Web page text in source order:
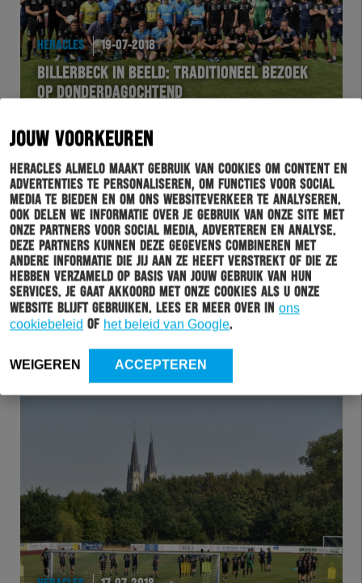
JOUW VOORKEUREN
Heracles Almelo maakt gebruik van cookies om content en
advertenties te personaliseren, om functies voor social
media te bieden en om ons websiteverkeer te analyseren.
Ook delen we informatie over je gebruik van onze site met
onze partners voor social media, adverteren en analyse.
Deze partners kunnen deze gegevens combineren met
andere informatie die jij aan ze heeft verstrekt of die ze
hebben verzameld op basis van jouw gebruik van hun
services. Je gaat akkoord met onze cookies als u onze
website blijft gebruiken. Lees er meer over in ons
cookiebeleid of het beleid van Google.
WEIGEREN ACCEPTEREN
HERACLES 19-07-2018
BILLERBECK IN BEELD: TRADITIONEEL BEZOEK
OP DONDERDAGOCHTEND
HERACLES 18-07-2018
BILLERBECK IN BEELD:
WOENSDAGOCHTENDTRAINING